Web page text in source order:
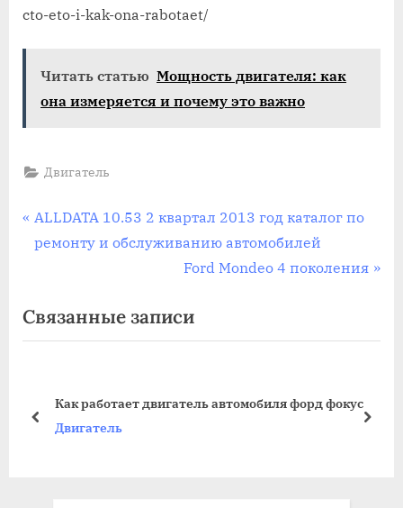
cto-eto-i-kak-ona-rabotaet/
Читать статью Мощность двигателя: как
она измеряется и почему это важно
Двигатель
Навигация
по
П
р
ы
д
а
ALLDATA 10.53 2 квартал 2013 год каталог по
ремонту и обслуживанию автомобилей
С
е
д
Ford Mondeo 4 поколения
Связанные записи
Как работает двигатель автомобиля форд фокус
Двигатель
пред